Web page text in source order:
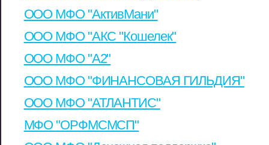
ООО МФО "АктивМани"
ООО МФО "АКС "Кошелек"
ООО МФО "А2"
ООО МФО "ФИНАНСОВАЯ ГИЛЬДИЯ"
ООО МФО "АТЛАНТИС"
МФО "ОРФМСМСП"